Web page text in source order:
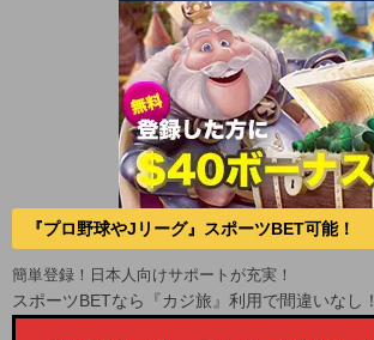
『プロ野球やJリーグ』スポーツBET可能！
簡単登録！日本人向けサポートが充実！
スポーツBETなら『カジ旅』利用で間違いなし！